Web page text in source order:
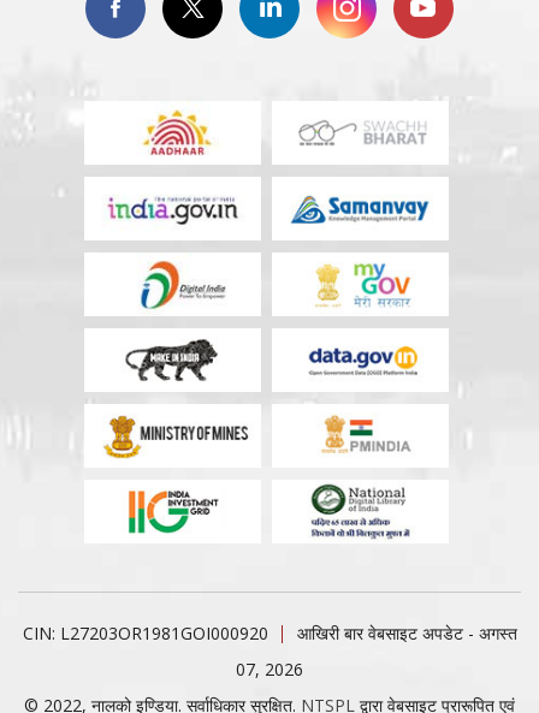
CIN: L27203OR1981GOI000920
आखिरी बार वेबसाइट अपडेट - अगस्त
07, 2026
© 2022, नालको इण्डिया. सर्वाधिकार सुरक्षित. NTSPL द्वारा वेबसाइट प्रारूपित एवं